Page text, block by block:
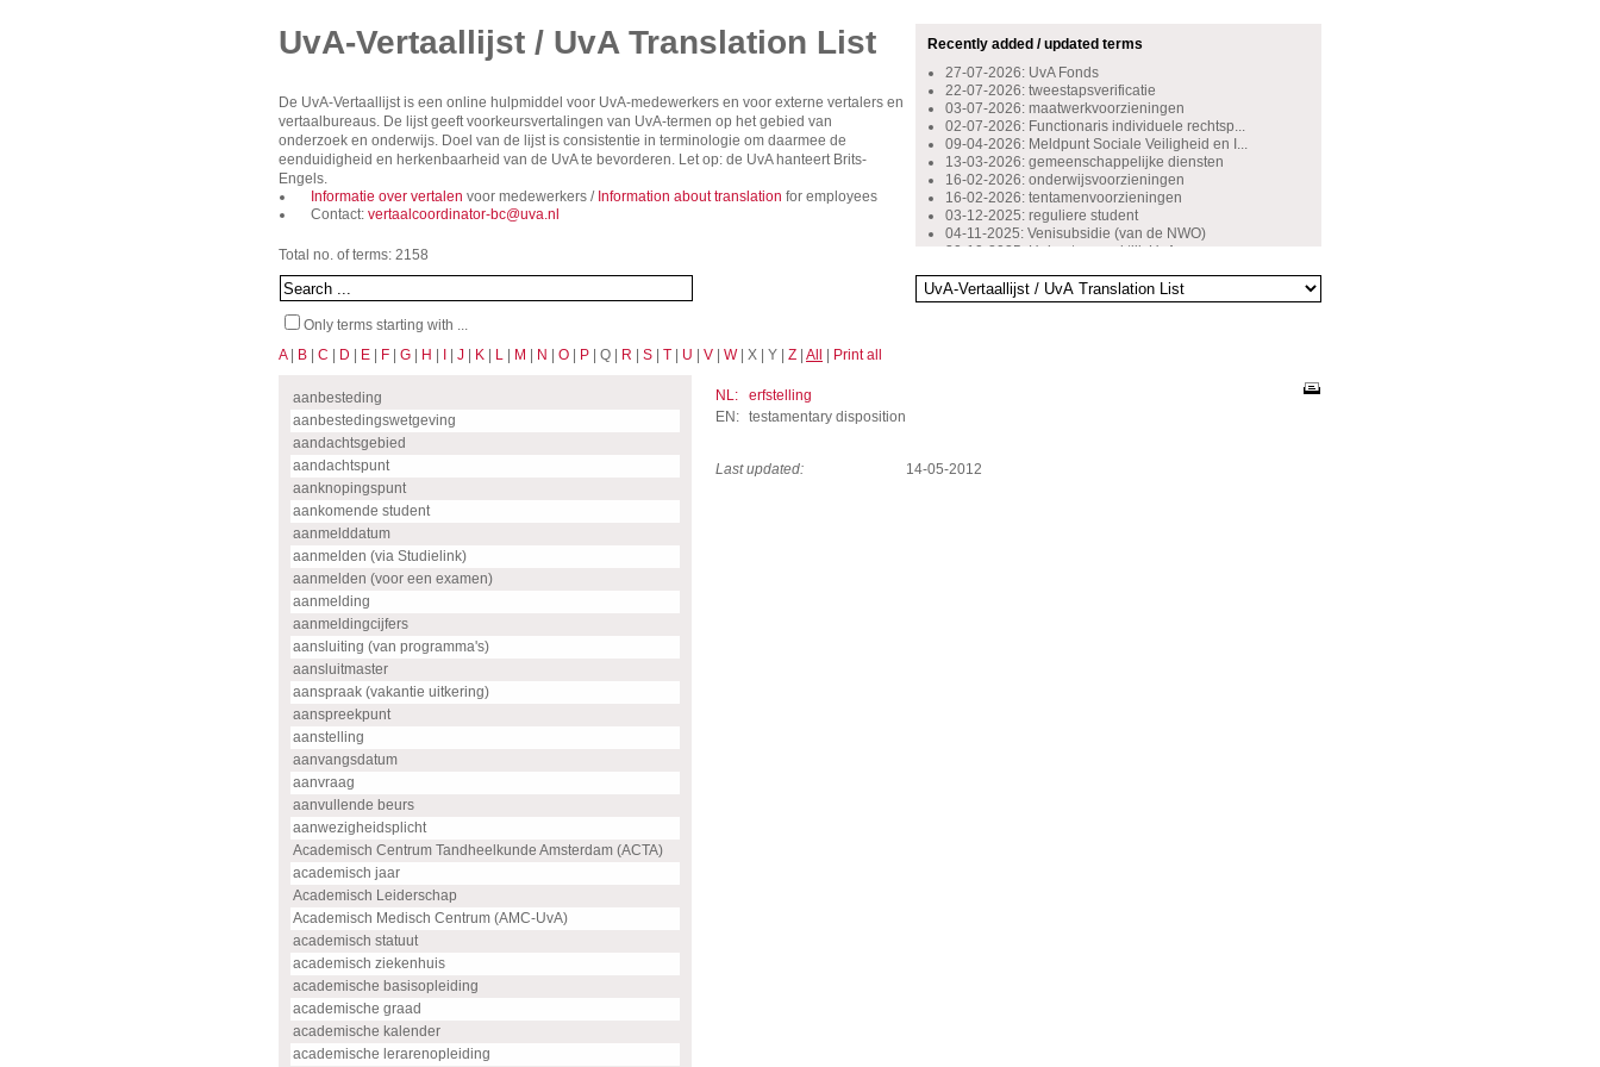
UvA-Vertaallijst / UvA Translation List
De UvA-Vertaallijst is een online hulpmiddel voor UvA-medewerkers en voor externe vertalers en
vertaalbureaus. De lijst geeft voorkeursvertalingen van UvA-termen op het gebied van
onderzoek en onderwijs. Doel van de lijst is consistentie in terminologie om daarmee de
eenduidigheid en herkenbaarheid van de UvA te bevorderen. Let op: de UvA hanteert Brits-
Engels.
Informatie over vertalen voor medewerkers / Information about translation for employees
Contact: vertaalcoordinator-bc@uva.nl
Recently added / updated terms
27-07-2026: UvA Fonds
22-07-2026: tweestapsverificatie
03-07-2026: maatwerkvoorzieningen
02-07-2026: Functionaris individuele rechtsp...
09-04-2026: Meldpunt Sociale Veiligheid en I...
13-03-2026: gemeenschappelijke diensten
16-02-2026: onderwijsvoorzieningen
16-02-2026: tentamenvoorzieningen
03-12-2025: reguliere student
04-11-2025: Venisubsidie (van de NWO)
30-10-2025: Huisartsenpraktijk UvA
14-10-2024: beoogde leerresultaten
13-05-2024: bovenwettelijk verlof
Total no. of terms: 2158
Only terms starting with ...
A| B C D E F G H J K L M N O P | Q | R S T U V W| X | Y | Z All Print all
aanbesteding
aanbestedingswetgeving
aandachtsgebied
aandachtspunt
aanknopingspunt
aankomende student
aanmelddatum
aanmelden (via Studielink)
aanmelden (voor een examen)
aanmelding
aanmeldingcijfers
aansluiting (van programma's)
aansluitmaster
aanspraak (vakantie uitkering)
aanspreekpunt
aanstelling
aanvangsdatum
aanvraag
aanvullende beurs
aanwezigheidsplicht
Academisch Centrum Tandheelkunde Amsterdam (ACTA)
academisch jaar
Academisch Leiderschap
Academisch Medisch Centrum (AMC-UvA)
academisch statuut
academisch ziekenhuis
academische basisopleiding
academische graad
academische kalender
academische lerarenopleiding
NL: erfstelling
EN: testamentary disposition
Last updated: 14-05-2012